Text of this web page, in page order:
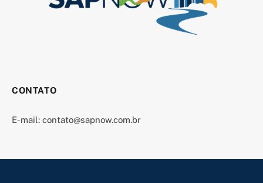
CONTATO
E-mail: contato@sapnow.com.br